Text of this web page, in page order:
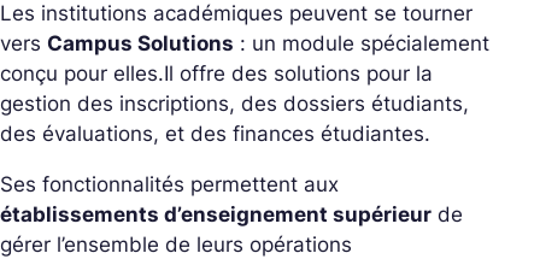
Les institutions académiques peuvent se tourner
vers Campus Solutions : un module spécialement
conçu pour elles.Il offre des solutions pour la
gestion des inscriptions, des dossiers étudiants,
des évaluations, et des finances étudiantes.
Ses fonctionnalités permettent aux
établissements d’enseignement supérieur de
gérer l’ensemble de leurs opérations